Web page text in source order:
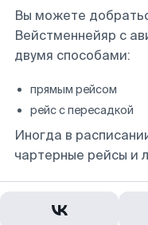
Вы можете
Вейстменнейяр с
двумя способами:
прямым рейсом
рейс с пересадкой
Иногда в
чартерные рейсы и